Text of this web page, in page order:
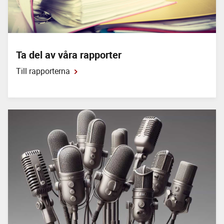
14 april 2026
NYHET Stöldgods för över 1 miljard kronor förs årligen ut ur
Sverige. I det senaste avsnittet av Larmtjänstpodden
det innebär och hur det stärker arbetet mot organiserad
brottslighet.
21 svenskstulna båtmotorer tillbaka i
Sverige
I mitten av mars anlände en last till Uddevalla med
21 svenskstulna båtmotorer som beslagtagits i Rumänien
under 2025. Larmtjänst har deltagit i identifieringsarbetet
samt i transporten tillbaka till Sverige. En förutsättning för
att motorerna skulle kunna återföras var att det fanns
sökbara ID-uppgifter...
Ta del av våra rapporter
Till rapporterna